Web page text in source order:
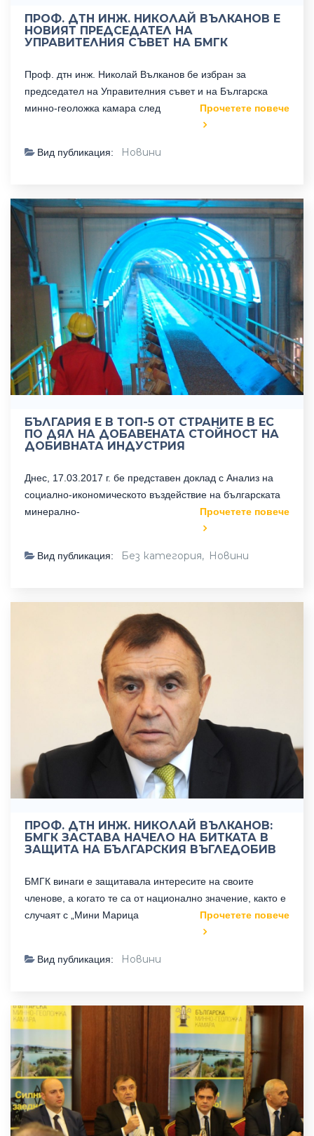
ПРОФ. ДТН ИНЖ. НИКОЛАЙ ВЪЛКАНОВ Е
НОВИЯТ ПРЕДСЕДАТЕЛ НА
УПРАВИТЕЛНИЯ СЪВЕТ НА БМГК
Проф. дтн инж. Николай Вълканов бе избран за
председател на Управителния съвет и на Българска
минно-геоложка камара след
Прочетете повече
Вид публикация: Новини
БЪЛГАРИЯ Е В ТОП-5 ОТ СТРАНИТЕ В ЕС
ПО ДЯЛ НА ДОБАВЕНАТА СТОЙНОСТ НА
ДОБИВНАТА ИНДУСТРИЯ
Днес, 17.03.2017 г. бе представен доклад с Анализ на
социално-икономическото въздействие на българската
минерално-
Прочетете повече
Вид публикация: Без категория, Новини
ПРОФ. ДТН ИНЖ. НИКОЛАЙ ВЪЛКАНОВ:
БМГК ЗАСТАВА НАЧЕЛО НА БИТКАТА В
ЗАЩИТА НА БЪЛГАРСКИЯ ВЪГЛЕДОБИВ
БМГК винаги е защитавала интересите на своите
членове, а когато те са от национално значение, както е
случаят с „Мини Марица
Прочетете повече
Вид публикация: Новини